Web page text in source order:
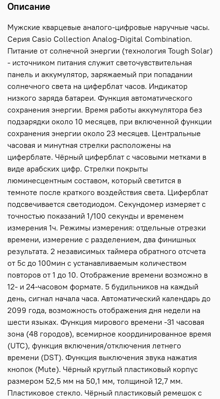
Описание
Мужские кварцевые аналого-цифровые наручные часы.
Серия Casio Collection Analog-Digital Combination.
Питание от солнечной энергии (технология Tough Solar)
- источником питания служит светочувствительная
панель и аккумулятор, заряжаемый при попадании
солнечного света на циферблат часов. Индикатор
низкого заряда батареи. Функция автоматического
сохранения энергии. Время работы аккумулятора без
подзарядки около 10 месяцев, при включенной функции
сохранения энергии около 23 месяцев. Центральные
часовая и минутная стрелки расположены на
циферблате. Чёрный циферблат с часовыми метками в
виде арабских цифр. Стрелки покрыты
люминесцентным составом, который светится в
темноте после краткого воздействия света. Циферблат
подсвечивается светодиодом. Секундомер измеряет с
точностью показаний 1/100 секунды и временем
измерения 1ч. Режимы измерения: отдельные отрезки
времени, измерение с разделением, два финишных
результата. 2 независимых таймера обратного отсчета
от 5с до 100мин с устанавливаемым количеством
повторов от 1 до 10. Отображение времени возможно в
12- и 24-часовом формате. 5 будильников на каждый
день, сигнал начала часа. Автоматический календарь до
2099 года, возможность отображения дня недели на
шести языках. Функция мирового времени -31 часовая
зона (48 городов), всемирное координированное время
(UTC), функция включения/отключения летнего
времени (DST). Функция выключения звука нажатия
кнопок (Mute). Чёрный круглый пластиковый корпус
размером 52,5 мм на 50,1 мм, толщиной 12,7 мм.
Пластиковое стекло. Чёрный пластиковый ремешок с